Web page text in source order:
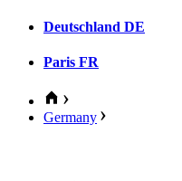
Deutschland DE
Paris FR
Germany